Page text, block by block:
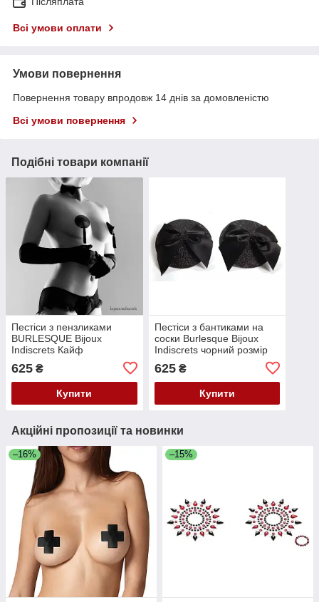
Всі умови оплати
Умови повернення
Повернення товару впродовж 14 днів за домовленістю
Всі умови повернення
Подібні товари компанії
Пестіси з пензликами
BURLESQUE Bijoux
Indiscrets Кайф
625 ₴
Купити
Пестіси з бантиками на
соски Burlesque Bijoux
Indiscrets чорний розмір
625₴
Купити
Акційні пропозиції та новинки
–16% –15%